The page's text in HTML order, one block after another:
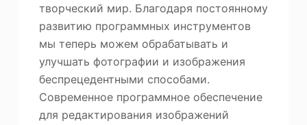
творческий мир. Благодаря постоянному
развитию программных инструментов
мы теперь можем обрабатывать и
улучшать фотографии и изображения
беспрецедентными способами.
Современное программное обеспечение
для редактирования изображений